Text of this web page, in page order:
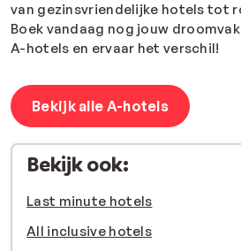
van gezinsvriendelijke hotels tot
Boek vandaag nog jouw
A-hotels en ervaar het verschil!
Bekijk alle A-hotels
Bekijk ook:
Last minute hotels
All inclusive hotels